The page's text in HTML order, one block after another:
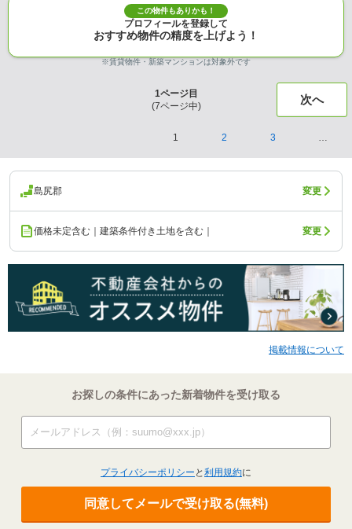
この物件もありかも！
プロフィールを登録して
おすすめ物件の精度を上げよう！
※賃貸物件・新築マンションは対象外です
1ページ目
(7ページ中) 次へ
1 2 3 …
島尻郡 変更
価格未定含む｜建築条件付き土地を含む｜ 変更
掲載情報について
お探しの条件にあった新着物件を受け取る
プライバシーポリシー と 利用規約に
同意してメールで受け取る(無料)